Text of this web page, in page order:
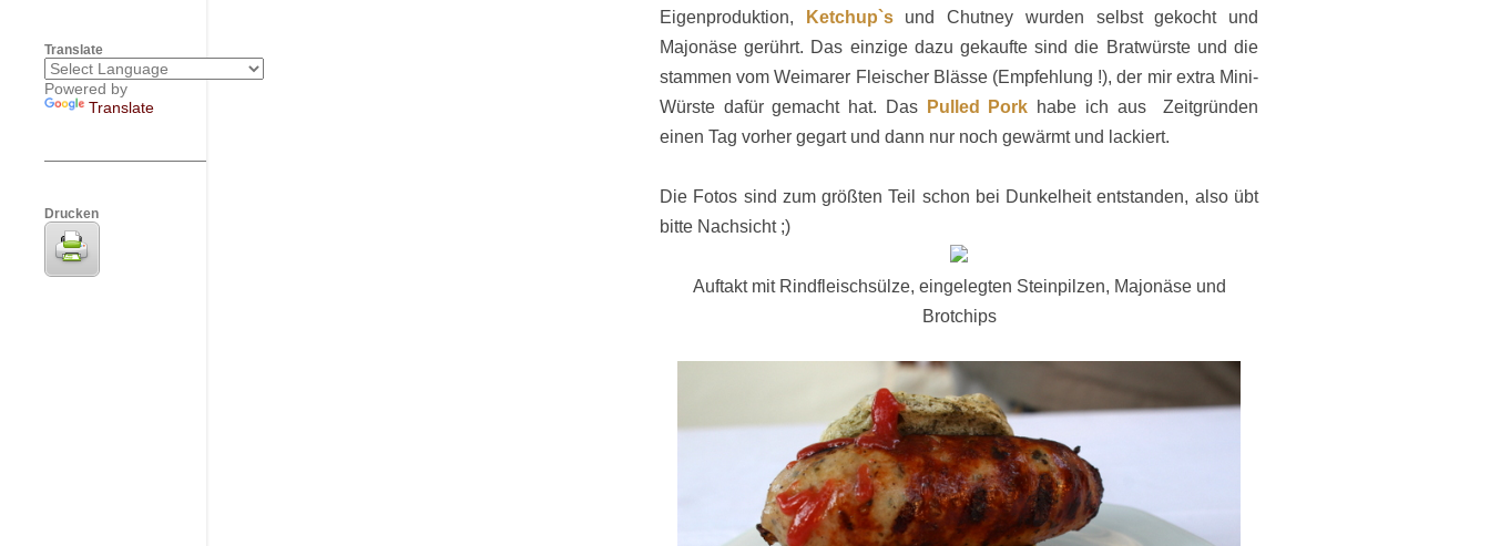
Eigenproduktion,
Ketchup`s
und Chutney wurden selbst gekocht und
Majonäse gerührt. Das einzige dazu gekaufte sind die Bratwürste und die
stammen vom Weimarer Fleischer Blässe (Empfehlung !), der mir extra Mini-
Würste dafür gemacht hat. Das
Pulled Pork habe ich aus Zeitgründen
einen Tag vorher gegart und dann nur noch gewärmt und lackiert.
Die Fotos sind zum größten Teil schon bei Dunkelheit entstanden, also übt
bitte Nachsicht ;)
Auftakt mit Rindfleischsülze, eingelegten Steinpilzen, Majonäse und
Brotchips
Translate
Powered by
Translate
Drucken